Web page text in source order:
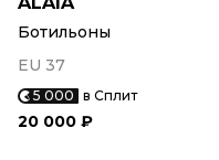
Ботильоны
EU 37
5 000 в Сплит
20 000 ₽